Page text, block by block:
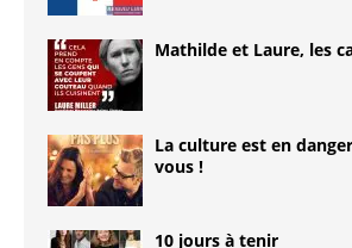
Mathilde et Laure, les
La culture est en
vous !
10 jours à tenir